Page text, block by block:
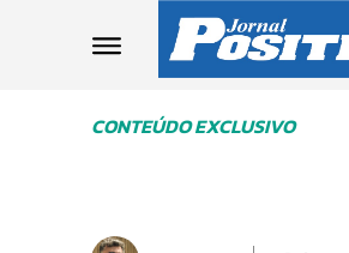
CONTEÚDO EXCLUSIVO